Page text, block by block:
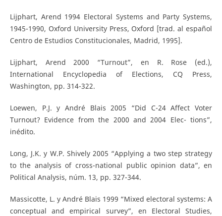
Lijphart, Arend 1994 Electoral Systems and Party Systems,
1945-1990, Oxford University Press, Oxford [trad. al español
Centro de Estudios Constitucionales, Madrid, 1995].
Lijphart, Arend 2000 “Turnout”, en R. Rose (ed.),
International Encyclopedia of Elections, CQ Press,
Washington, pp. 314-322.
Loewen, P.J. y André Blais 2005 “Did C-24 Affect Voter
Turnout? Evidence from the 2000 and 2004 Elec- tions”,
inédito.
Long, J.K. y W.P. Shively 2005 “Applying a two step strategy
to the analysis of cross-national public opinion data”, en
Political Analysis, núm. 13, pp. 327-344.
Massicotte, L. y André Blais 1999 “Mixed electoral systems: A
conceptual and empirical survey”, en Electoral Studies,